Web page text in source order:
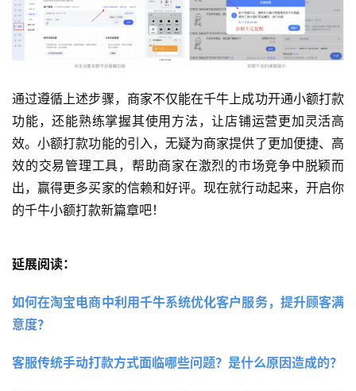
通过遵循上述步骤，商家不仅能在千牛上成功开通小额打款
功能，还能熟练掌握其使用方法，让店铺运营更加灵活高
效。小额打款功能的引入，无疑为商家提供了更加便捷、高
效的交易管理工具，帮助商家在激烈的市场竞争中脱颖而
出，赢得更多买家的信赖和好评。现在就行动起来，开启你
的千牛小额打款新篇章吧！
延展阅读：
如何在淘宝电商中利用千牛系统优化客户服务，提升顾客满
意度？